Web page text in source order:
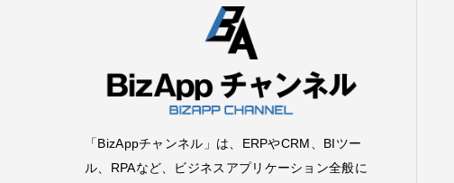
「BizAppチャンネル」は、ERPやCRM、BIツー
ル、RPAなど、ビジネスアプリケーション全般に